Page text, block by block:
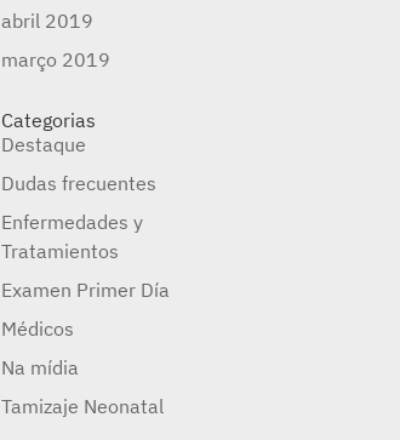
abril 2019
março 2019
Categorias
Destaque
Dudas frecuentes
Enfermedades y
Tratamientos
Examen Primer Día
Médicos
Na mídia
Tamizaje Neonatal